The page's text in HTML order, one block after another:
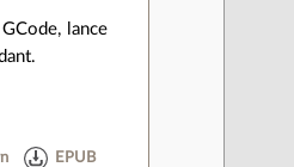
lance
EPUB